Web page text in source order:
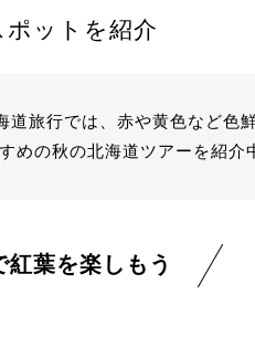
ポットを紹介
旅行では、赤や黄色など色
めの秋の北海道ツアーを紹介
紅葉を楽しもう